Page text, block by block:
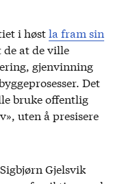
i høstla fram sin
at de ville
gjenvinning
Det
bruke offentlig
uten å presisere
Gjelsvik